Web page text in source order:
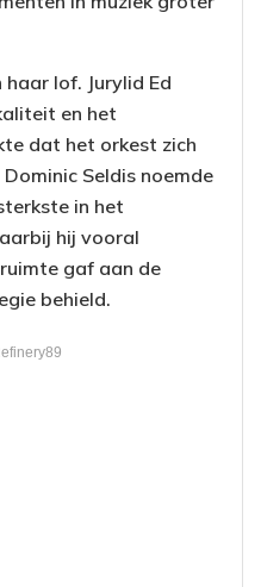
lof. Jurylid Ed
en het
dat het orkest zich
Seldis noemde
in het
hij vooral
gaf aan de
behield.